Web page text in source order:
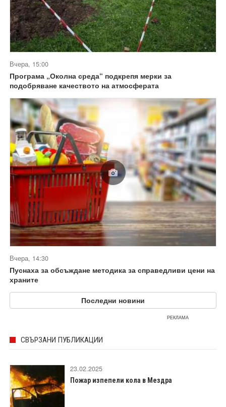
Вчера, 15:00
Програма „Околна среда“ подкрепя мерки за
подобряване качеството на атмосферата
Вчера, 14:30
Пуснаха за обсъждане методика за справедливи цени на
храните
Последни новини
РЕКЛАМА
СВЪРЗАНИ ПУБЛИКАЦИИ
23.02.2025
Пожар изпепели кола в Мездра